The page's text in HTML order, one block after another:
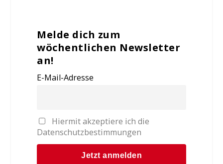
Melde dich zum
wöchentlichen Newsletter
an!
E-Mail-Adresse
Hiermit akzeptiere ich die
Datenschutzbestimmungen